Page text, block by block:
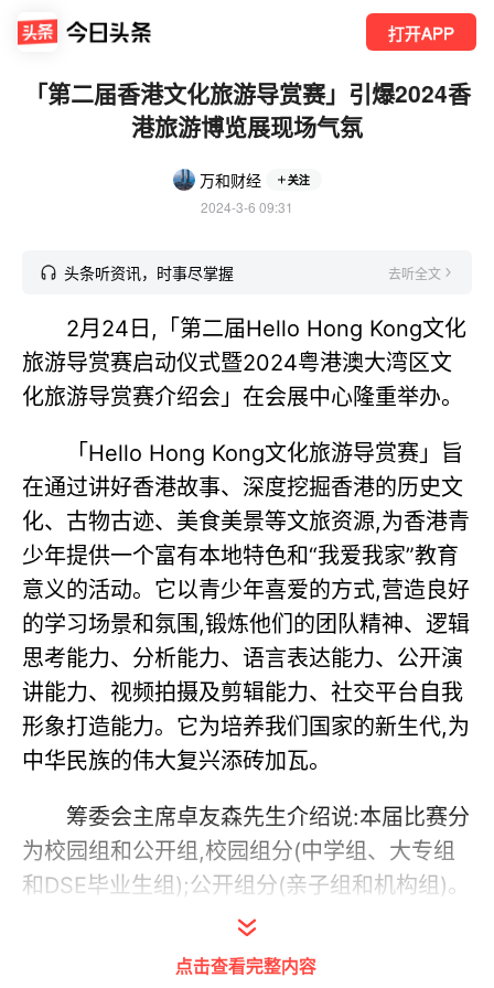
打开APP
「第二届香港文化旅游导赏赛」引爆2024香
港旅游博览展现场气氛
万和财经 关注
2024-3-6 09:31
头条听资讯，时事尽掌握 去听全文
2月24日,「第二届Hello Hong Kong文化
旅游导赏赛启动仪式暨2024粤港澳大湾区文
化旅游导赏赛介绍会」在会展中心隆重举办。
「Hello Hong Kong文化旅游导赏赛」旨
在通过讲好香港故事、深度挖掘香港的历史文
化、古物古迹、美食美景等文旅资源,为香港青
少年提供一个富有本地特色和“我爱我家”教育
意义的活动。它以青少年喜爱的方式,营造良好
的学习场景和氛围,锻炼他们的团队精神、逻辑
思考能力、分析能力、语言表达能力、公开演
讲能力、视频拍摄及剪辑能力、社交平台自我
形象打造能力。它为培养我们国家的新生代,为
中华民族的伟大复兴添砖加瓦。
筹委会主席卓友森先生介绍说:本届比赛分
为校园组和公开组,校园组分(中学组、大专组
和DSE毕业生组);公开组分(亲子组和机构组)。
参赛队伍由2-8人组成,他们以“所属学校校
园”、“所在社区”、“香港景点”、“粤港澳大湾区
点击查看完整内容